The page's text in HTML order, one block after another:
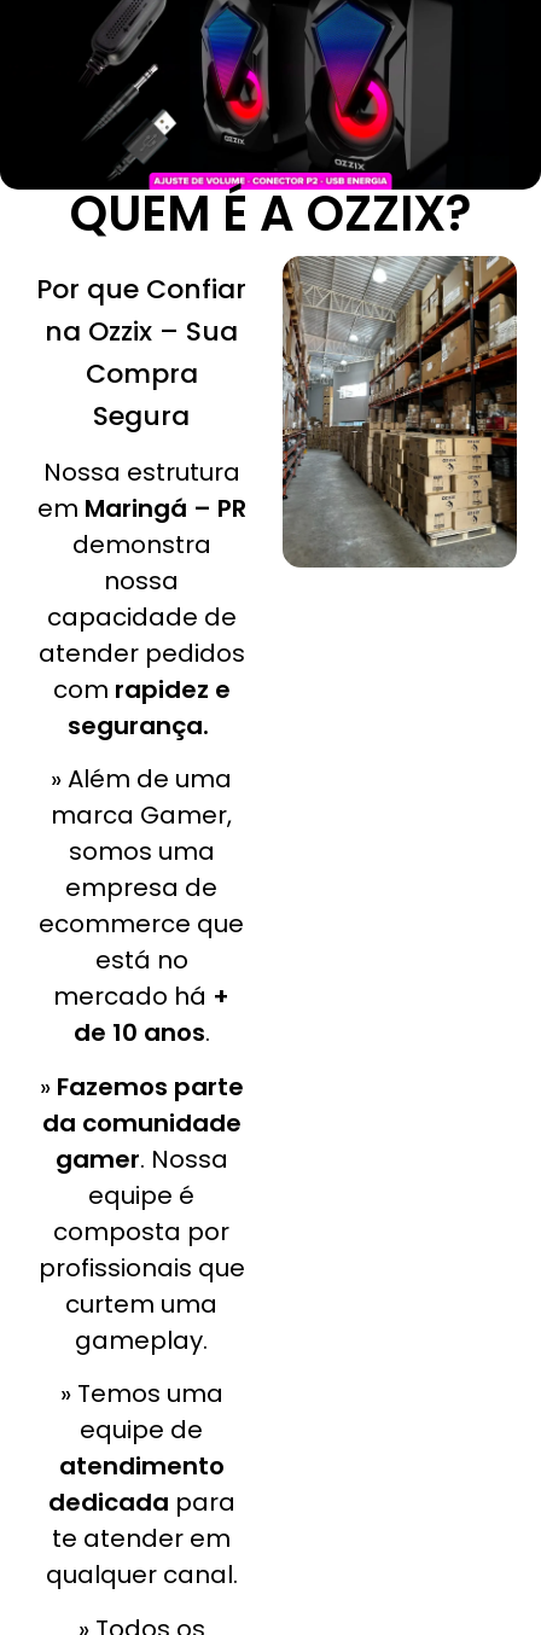
QUEM É A OZZIX?
Por que Confiar
na Ozzix – Sua
Compra
Segura
Nossa estrutura
em Maringá – PR
demonstra
nossa
capacidade de
atender pedidos
com rapidez e
segurança.
» Além de uma
marca Gamer,
somos uma
empresa de
ecommerce que
está no
mercado há +
de 10 anos.
» Fazemos parte
da comunidade
gamer. Nossa
equipe é
composta por
profissionais que
curtem uma
gameplay.
» Temos uma
equipe de
atendimento
dedicada para
te atender em
qualquer canal.